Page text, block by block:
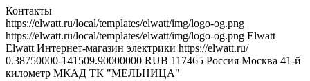
Контакты
https://elwatt.ru/local/templates/elwatt/img/logo-og.png
https://elwatt.ru/local/templates/elwatt/img/logo-og.png Elwatt
Elwatt Интернет-магазин электрики https://elwatt.ru/
0.38750000-141509.90000000 RUB 117465 Россия Москва 41-й
километр МКАД ТК "МЕЛЬНИЦА"